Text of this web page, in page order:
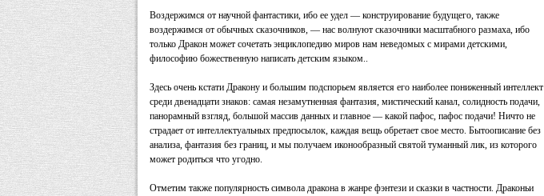
Воздержимся от научной фантастики, ибо ее удел — конструирование будущего, также
воздержимся от обычных сказочников, — нас волнуют сказочники масштабного размаха, ибо
только Дракон может сочетать энциклопедию миров нам неведомых с мирами детскими,
философию божественную написать детским языком..
Здесь очень кстати Дракону и большим подспорьем является его наиболее пониженный интеллект
среди двенадцати знаков: самая незамутненная фантазия, мистический канал, солидность подачи,
панорамный взгляд, большой массив данных и главное — какой пафос, пафос подачи! Ничто не
страдает от интеллектуальных предпосылок, каждая вещь обретает свое место. Бытоописание без
анализа, фантазия без границ, и мы получаем иконообразный святой туманный лик, из которого
может родиться что угодно.
Отметим также популярность символа дракона в жанре фэнтези и сказки в частности. Драконьи